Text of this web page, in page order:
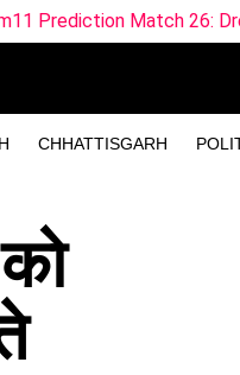
CHHATTISGARH
26: Dream11 Team